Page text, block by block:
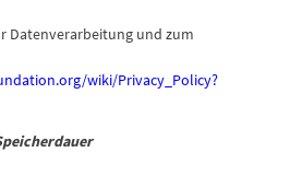
Datenverarbeitung und zum
wiki/Privacy_Policy?